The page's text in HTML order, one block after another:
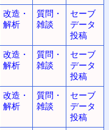
改造・
解析
質問・
雑談
セーブ
データ
投稿
改造・
解析
質問・
雑談
セーブ
データ
投稿
改造・
解析
質問・
雑談
セーブ
データ
投稿